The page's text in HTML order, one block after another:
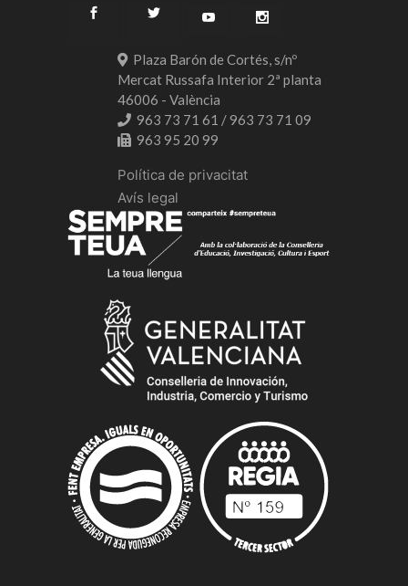
Plaza Barón de Cortés, s/nº
Mercat Russafa Interior 2ª planta
46006 - València
963 73 71 61 / 963 73 71 09
963 95 20 99
Política de privacitat
Avís legal